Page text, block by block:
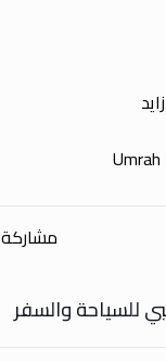
مشاركة
للسياحة والسفر